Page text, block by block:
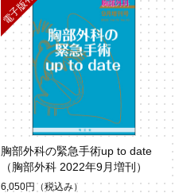
胸部外科の緊急手術up to date
（胸部外科 2022年9月増刊）
6,050円 （税込み）